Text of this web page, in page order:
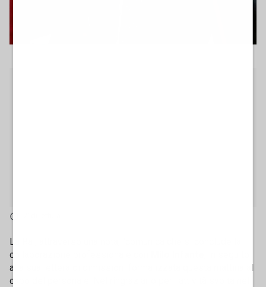
La Rai, attraverso una nota, "comunica che si conclude la
collaborazione professionale con
alla sua lettera di dimissioni formalizzata questa mattina al
capo del personale. Nel ringraziarlo per l'attività svolta nel